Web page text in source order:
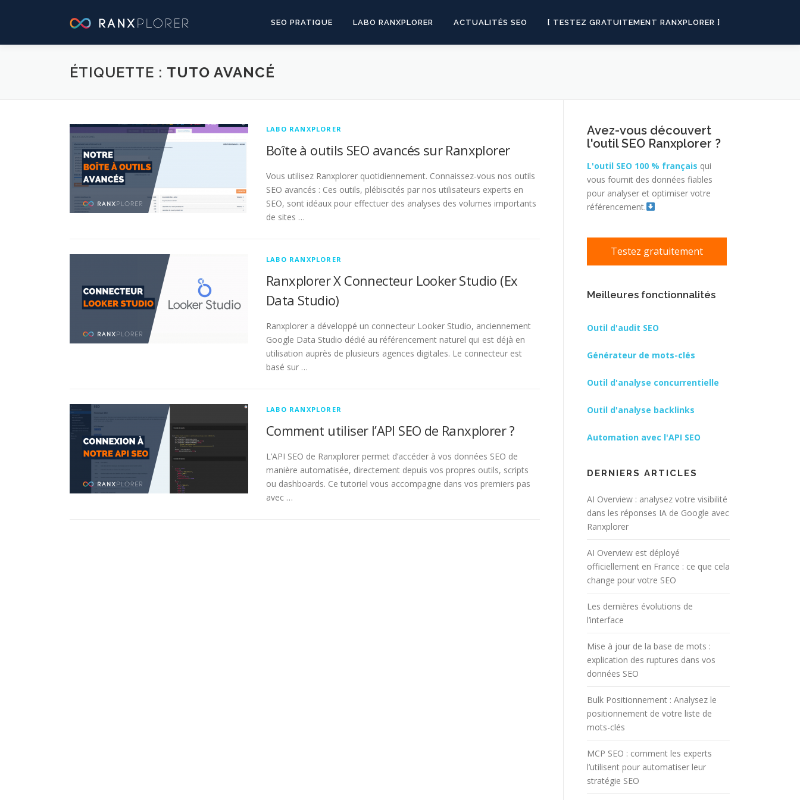
SEO PRATIQUE LABO RANXPLORER ACTUALITÉS SEO [ TESTEZ GRATUITEMENT RANXPLORER ]
ÉTIQUETTE : TUTO AVANCÉ
LABO RANXPLORER
Boîte à outils SEO avancés sur Ranxplorer
Vous utilisez Ranxplorer quotidiennement. Connaissez-vous nos outils
SEO avancés : Ces outils, plébiscités par nos utilisateurs experts en
SEO, sont idéaux pour effectuer des analyses des volumes importants
de sites …
LABO RANXPLORER
Ranxplorer X Connecteur Looker Studio (Ex
Data Studio)
Ranxplorer a développé un connecteur Looker Studio, anciennement
Google Data Studio dédié au référencement naturel qui est déjà en
utilisation auprès de plusieurs agences digitales. Le connecteur est
basé sur …
LABO RANXPLORER
Comment utiliser l’API SEO de Ranxplorer ?
L’API SEO de Ranxplorer permet d’accéder à vos données SEO de
manière automatisée, directement depuis vos propres outils, scripts
ou dashboards. Ce tutoriel vous accompagne dans vos premiers pas
avec …
Avez-vous découvert
l'outil SEO Ranxplorer ?
L'outil SEO 100 % français qui
vous fournit des données fiables
pour analyser et optimiser votre
référencement.
Testez gratuitement
Meilleures fonctionnalités
Outil d'audit SEO
Générateur de mots-clés
Outil d'analyse concurrentielle
Outil d'analyse backlinks
Automation avec l'API SEO
DERNIERS ARTICLES
AI Overview : analysez votre visibilité
dans les réponses IA de Google avec
Ranxplorer
AI Overview est déployé
officiellement en France : ce que cela
change pour votre SEO
Les dernières évolutions de
l’interface
Mise à jour de la base de mots :
explication des ruptures dans vos
données SEO
Bulk Positionnement : Analysez le
positionnement de votre liste de
mots-clés
MCP SEO : comment les experts
l’utilisent pour automatiser leur
stratégie SEO